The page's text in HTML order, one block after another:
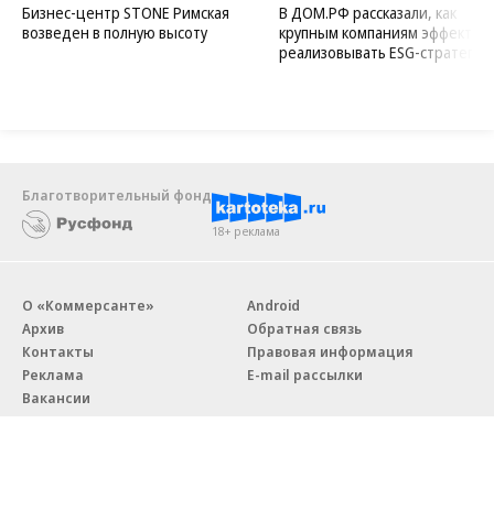
Бизнес-центр STONE Римская
возведен в полную высоту
В ДОМ.РФ рассказали, как
крупным компаниям
реализовывать ESG-стратегию
Благотворительный фонд
18+ реклама
О «Коммерсанте»
Архив
Контакты
Реклама
Вакансии
Android
Обратная связь
Правовая информация
E-mail рассылки